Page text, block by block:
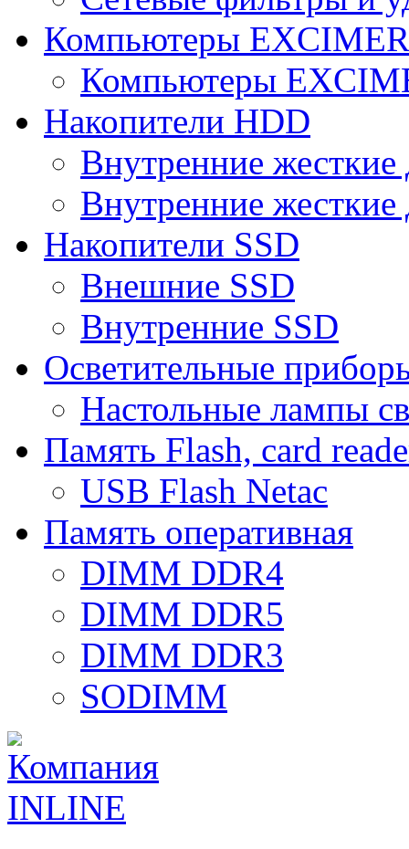
Компьютеры
Компьютеры
Накопители HDD
Внутренние
Внутренние
Накопители SSD
Внешние SSD
Внутренние SSD
Осветительные
Настольные лампы
Память Flash, card
USB Flash Netac
Память оперативная
DIMM DDR4
DIMM DDR5
DIMM DDR3
SODIMM